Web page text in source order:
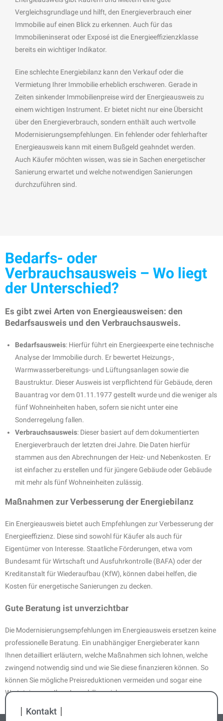
Vergleichsgrundlage und hilft, den Energieverbrauch einer
Immobilie auf einen Blick zu erkennen. Auch für das
Immobilieninserat oder Exposé ist die Energieeffizienzklasse
bereits ein wichtiger Indikator.
Eine schlechte Energiebilanz kann den Verkauf oder die
Vermietung Ihrer Immobilie erheblich erschweren. Gerade in
Zeiten sinkender Immobilienpreise wird der Energieausweis zu
einem wichtigen Instrument. Er bietet nicht nur eine Übersicht
über den Energieverbrauch, sondern enthält auch wertvolle
Modernisierungsempfehlungen. Ein fehlender oder fehlerhafter
Energieausweis kann mit einem Bußgeld geahndet werden.
Auch Käufer möchten wissen, was sie in Sachen energetischer
Sanierung erwartet und welche notwendigen Sanierungen
durchzuführen sind.
Bedarfs- oder
Verbrauchsausweis – Wo liegt
der Unterschied?
Es gibt zwei Arten von Energieausweisen: den
Bedarfsausweis und den Verbrauchsausweis.
Bedarfsausweis: Hierfür führt ein Energieexperte eine technische
Analyse der Immobilie durch. Er bewertet Heizungs-,
Warmwasserbereitungs- und Lüftungsanlagen sowie die
Baustruktur. Dieser Ausweis ist verpflichtend für Gebäude, deren
Bauantrag vor dem 01.11.1977 gestellt wurde und die weniger als
fünf Wohneinheiten haben, sofern sie nicht unter eine
Sonderregelung fallen.
Verbrauchsausweis: Dieser basiert auf dem dokumentierten
Energieverbrauch der letzten drei Jahre. Die Daten hierfür
stammen aus den Abrechnungen der Heiz- und Nebenkosten. Er
ist einfacher zu erstellen und für jüngere Gebäude oder Gebäude
mit mehr als fünf Wohneinheiten zulässig.
Maßnahmen zur Verbesserung der Energiebilanz
Ein Energieausweis bietet auch Empfehlungen zur Verbesserung der
Energieeffizienz. Diese sind sowohl für Käufer als auch für
Eigentümer von Interesse. Staatliche Förderungen, etwa vom
Bundesamt für Wirtschaft und Ausfuhrkontrolle (BAFA) oder der
Kreditanstalt für Wiederaufbau (KfW), können dabei helfen, die
Kosten für energetische Sanierungen zu decken.
Gute Beratung ist unverzichtbar
Die Modernisierungsempfehlungen im Energieausweis ersetzen keine
professionelle Beratung. Ein unabhängiger Energieberater kann
Ihnen detailliert erläutern, welche Maßnahmen sich lohnen, welche
zwingend notwendig sind und wie Sie diese finanzieren können. So
können Sie mögliche Preisreduktionen vermeiden und sogar eine
Wertsteigerung Ihrer Immobilie erzielen.
Kontakt